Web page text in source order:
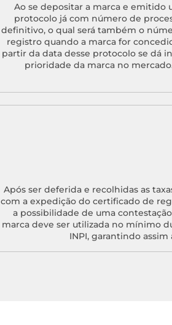
Ao se depositar a marca e emitido
protocolo já com número de
definitivo, o qual será também o
registro quando a marca for
partir da data desse protocolo se dá
prioridade da marca no
Após ser deferida e recolhidas as
com a expedição do certificado de
a possibilidade de uma
marca deve ser utilizada no mínimo
INPI, garantindo